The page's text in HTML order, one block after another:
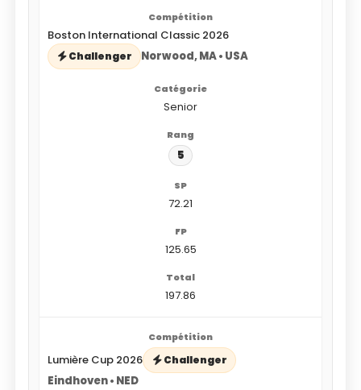
Boston International Classic 2026
Challenger Norwood, MA • USA
Senior
5
72.21
125.65
197.86
Lumière Cup 2026 Challenger
Eindhoven • NED